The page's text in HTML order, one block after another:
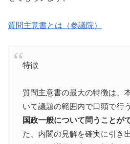
質問主意書とは（参議院）
特徴
質問主意書の最大の特徴は、
いて議題の範囲内で口頭で行
国政一般について問うことが
た、内閣の見解を確実に引き